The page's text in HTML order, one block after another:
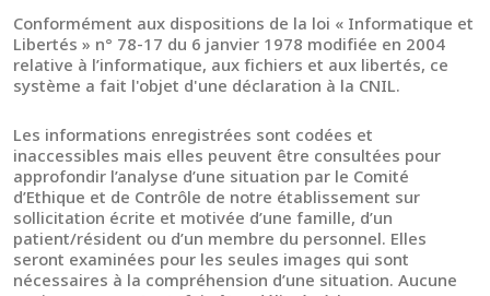
Conformément aux dispositions de la loi « Informatique et
Libertés » n° 78-17 du 6 janvier 1978 modifiée en 2004
relative à l’informatique, aux fichiers et aux libertés, ce
système a fait l'objet d'une déclaration à la CNIL.
Les informations enregistrées sont codées et
inaccessibles mais elles peuvent être consultées pour
approfondir l’analyse d’une situation par le Comité
d’Ethique et de Contrôle de notre établissement sur
sollicitation écrite et motivée d’une famille, d’un
patient/résident ou d’un membre du personnel. Elles
seront examinées pour les seules images qui sont
nécessaires à la compréhension d’une situation. Aucune